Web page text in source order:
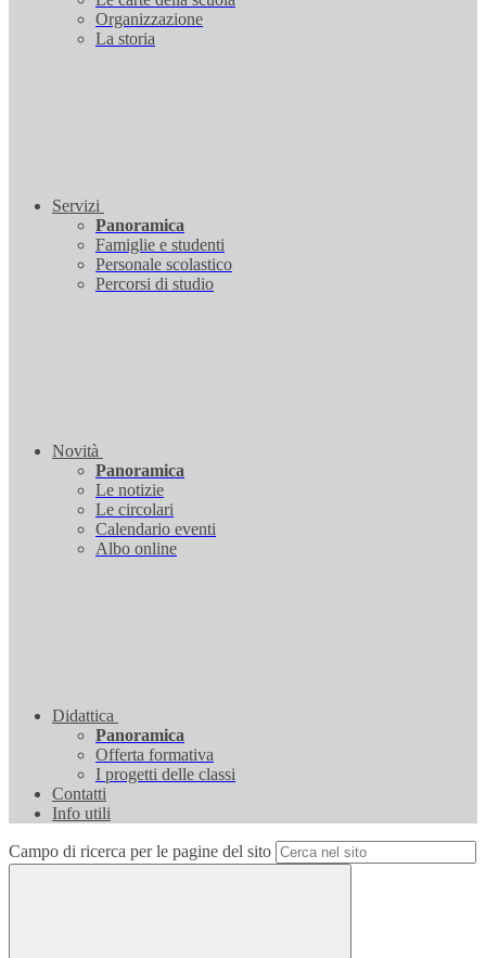
Organizzazione
La storia
Servizi
Panoramica
Famiglie e studenti
Personale scolastico
Percorsi di studio
Novità
Panoramica
Le notizie
Le circolari
Calendario eventi
Albo online
Didattica
Panoramica
Offerta formativa
I progetti delle classi
Contatti
Info utili
Campo di ricerca per le pagine del sito